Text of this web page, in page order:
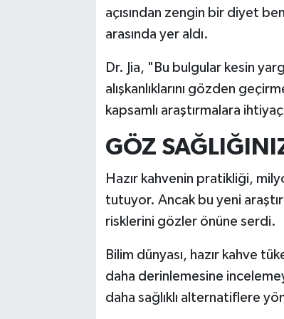
açısından zengin bir diyet
arasında yer aldı.
Dr. Jia, "Bu bulgular kesin
alışkanlıklarını gözden
kapsamlı araştırmalara
GÖZ
Hazır kahvenin pratikliği,
tutuyor. Ancak bu yeni
risklerini gözler önüne serdi.
Bilim dünyası, hazır kahve
daha derinlemesine
daha sağlıklı alternatiflere